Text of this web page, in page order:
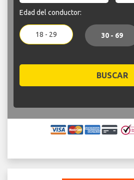
Edad del conductor:
18 - 29 30 - 69
BUSCAR